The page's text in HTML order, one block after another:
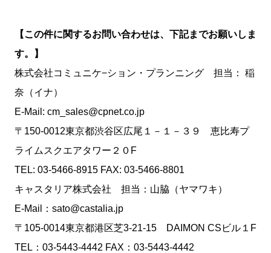
【この件に関するお問い合わせは、下記までお願いしま
す。】
株式会社コミュニケ−ション・プランニング 担当： 稲
奈（イナ）
E-Mail: cm_sales@cpnet.co.jp
〒150-0012東京都渋谷区広尾１－１－３９ 恵比寿プ
ライムスクエアタワー２０F
TEL: 03-5466-8915 FAX: 03-5466-8801
キャスタリア株式会社 担当：山脇（ヤマワキ）
E-Mail：sato@castalia.jp
〒105-0014東京都港区芝3-21-15 DAIMON CSビル１F
TEL：03-5443-4442 FAX：03-5443-4442